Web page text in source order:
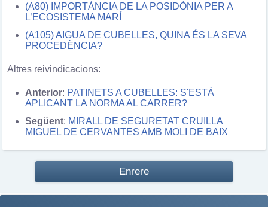
(A80) IMPORTÀNCIA DE LA POSIDÒNIA PER A
L’ECOSISTEMA MARÍ
(A105) AIGUA DE CUBELLES, QUINA ÉS LA SEVA
PROCEDÈNCIA?
Altres reivindicacions:
Anterior: PATINETS A CUBELLES: S'ESTÀ
APLICANT LA NORMA AL CARRER?
Següent: MIRALL DE SEGURETAT CRUILLA
MIGUEL DE CERVANTES AMB MOLI DE BAIX
Enrere